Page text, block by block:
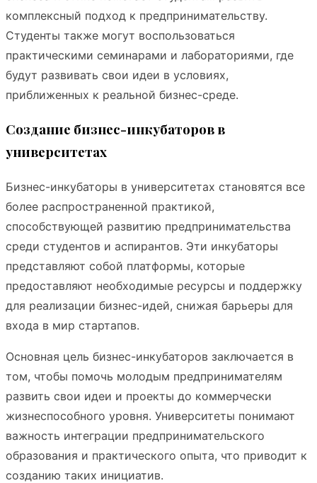
комплексный подход к предпринимательству.
Студенты также могут воспользоваться
практическими семинарами и лабораториями, где
будут развивать свои идеи в условиях,
приближенных к реальной бизнес-среде.
Создание бизнес-инкубаторов в
университетах
Бизнес-инкубаторы в университетах становятся все
более распространенной практикой,
способствующей развитию предпринимательства
среди студентов и аспирантов. Эти инкубаторы
представляют собой платформы, которые
предоставляют необходимые ресурсы и поддержку
для реализации бизнес-идей, снижая барьеры для
входа в мир стартапов.
Основная цель бизнес-инкубаторов заключается в
том, чтобы помочь молодым предпринимателям
развить свои идеи и проекты до коммерчески
жизнеспособного уровня. Университеты понимают
важность интеграции предпринимательского
образования и практического опыта, что приводит к
созданию таких инициатив.